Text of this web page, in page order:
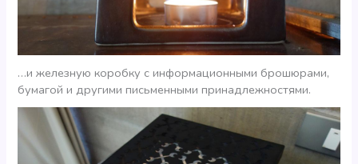
…и железную коробку с информационными брошюрами,
бумагой и другими письменными принадлежностями.